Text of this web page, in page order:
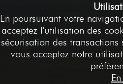
En poursuivant votre
acceptez l'utilisation des
sécurisation des
vous acceptez notre